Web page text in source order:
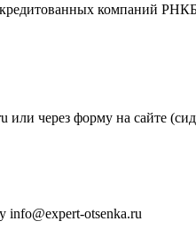
компаний
или через форму на сайте
info@expert-otsenka.ru